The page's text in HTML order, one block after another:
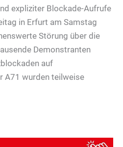
expliziter Blockade-Aufrufe
in Erfurt am Samstag
Störung über die
Demonstranten
auf
A71 wurden teilweise